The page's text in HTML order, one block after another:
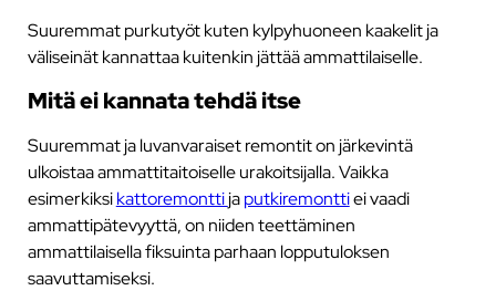
Suuremmat purkutyöt kuten kylpyhuoneen kaakelit ja
väliseinät kannattaa kuitenkin jättää ammattilaiselle.
Mitä ei kannata tehdä itse
Suuremmat ja luvanvaraiset remontit on järkevintä
ulkoistaa ammattitaitoiselle urakoitsijalla. Vaikka
esimerkiksikattoremonttijaputkiremonttiei vaadi
ammattipätevyyttä, on niiden teettäminen
ammattilaisella fiksuinta parhaan lopputuloksen
saavuttamiseksi.